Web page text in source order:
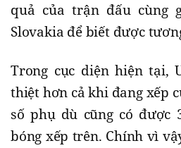
quả của trận đấu cùng
Slovakia để biết được
Trong cục diện hiện tại,
thiệt hơn cả khi đang xếp
số phụ dù cũng có được
bóng xếp trên. Chính vì